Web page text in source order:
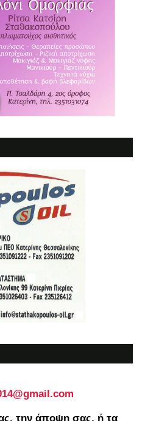
την άποψη σας, ή τα